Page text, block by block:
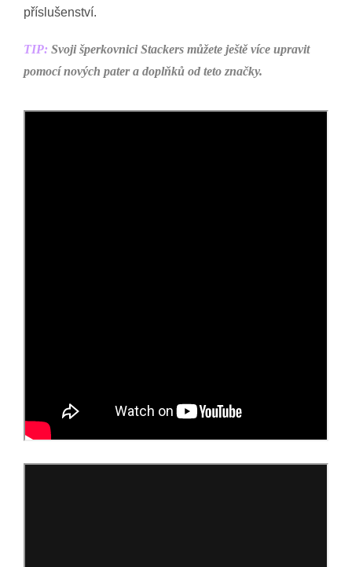
příslušenství.
TIP: Svoji šperkovnici Stackers můžete ještě více upravit
pomocí nových pater a doplňků od teto značky.